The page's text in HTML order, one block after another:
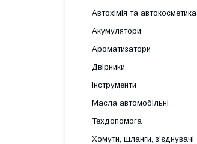
Автохімія та автокосметика
Акумулятори
Ароматизатори
Двірники
Інструменти
Масла автомобільні
Техдопомога
Хомути, шланги, з'єднувачі